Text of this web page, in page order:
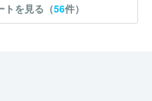
なく電子辞書や電子楽器など幅
ます。また常に新しい製品を生
トを見る（56件）